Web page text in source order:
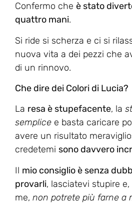
Confermo che è stato
quattro mani.
Si ride si scherza e ci si
nuova vita a dei pezzi che
di un rinnovo.
Che dire dei Colori di Lucia?
La resa è stupefacente, la
semplice e basta caricare
avere un risultato
credetemi sono davvero
Il mio consiglio è senza
provarli, lasciatevi stupire
me, non potrete più farne a